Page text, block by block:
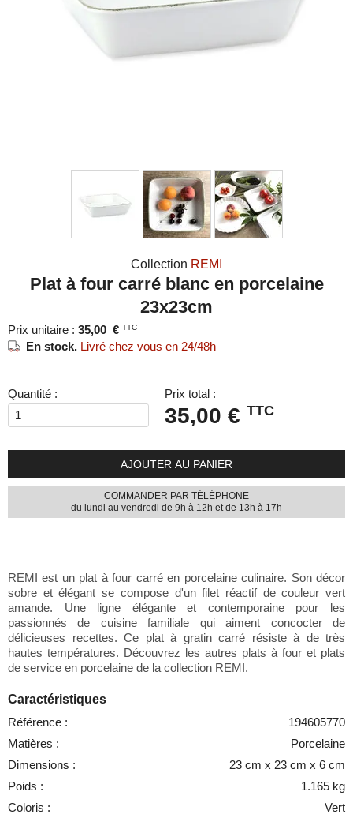
Collection REMI
Plat à four carré blanc en porcelaine
23x23cm
Prix unitaire : 35,00 € TTC
En stock. Livré chez vous en 24/48h
Quantité : Prix total :
35,00 € TTC
AJOUTER AU PANIER
COMMANDER PAR TÉLÉPHONE
du lundi au vendredi de 9h à 12h et de 13h à 17h
REMI est un plat à four carré en porcelaine culinaire. Son décor
sobre et élégant se compose d'un filet réactif de couleur vert
amande. Une ligne élégante et contemporaine pour les
passionnés de cuisine familiale qui aiment concocter de
délicieuses recettes. Ce plat à gratin carré résiste à de très
hautes températures. Découvrez les autres plats à four et plats
de service en porcelaine de la collection REMI.
Caractéristiques
Référence :
194605770
Matières :
Porcelaine
Dimensions :
23 cm x 23 cm x 6 cm
Poids :
1.165 kg
Coloris :
Vert